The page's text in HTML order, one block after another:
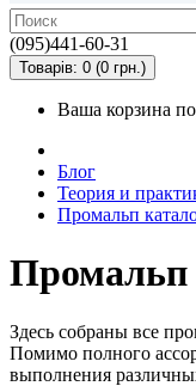
(095)441-60-31
Товарів: 0 (0 грн.)
Ваша корзина
Блог
Теория и
Промальп
Промальп
Здесь собраны все
Помимо полного
выполнения